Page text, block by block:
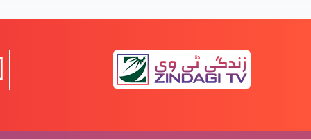
یسعیاہ کی کتاب 53 باب
مسیح کے دشوار فرمودات؟ (حصہ 2)